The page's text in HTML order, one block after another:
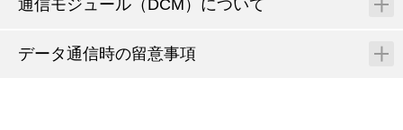
通信モジュール（DCM）について
データ通信時の留意事項